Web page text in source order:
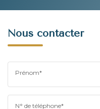
Nous contacter
Prénom*
N° de téléphone*